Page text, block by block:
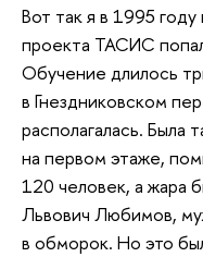
Вот так я в 1995
проекта ТАСИС
Обучение длилось
в Гнездниковском
располагалась. Была
на первом этаже,
120 человек, а жара
Львович Любимов,
в обморок. Но это